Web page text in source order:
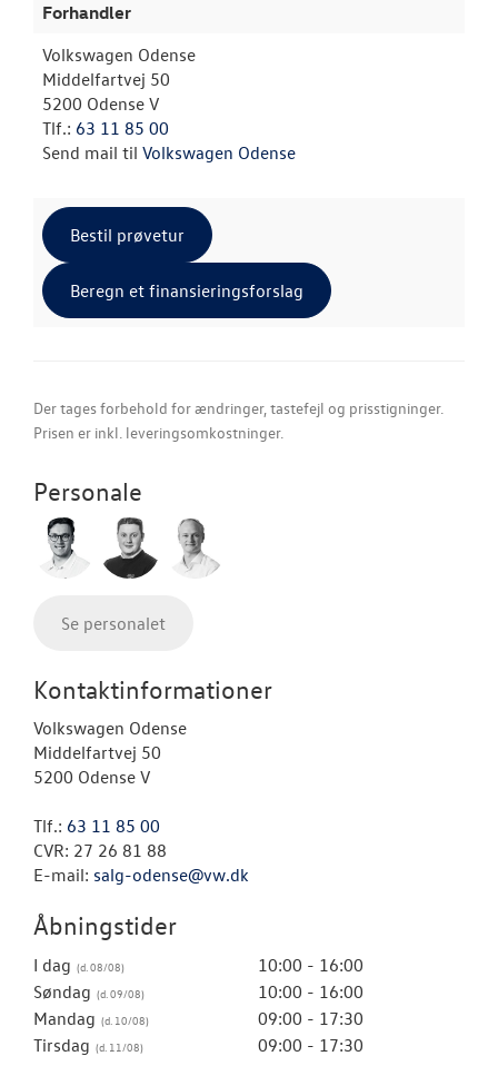
Forhandler
Volkswagen Odense
Middelfartvej 50
5200 Odense V
Tlf.: 63 11 85 00
Send mail til Volkswagen Odense
Bestil prøvetur
Beregn et finansieringsforslag
Der tages forbehold for ændringer, tastefejl og prisstigninger.
Prisen er inkl. leveringsomkostninger.
Personale
Se personalet
Kontaktinformationer
Volkswagen Odense
Middelfartvej 50
5200 Odense V
Tlf.: 63 11 85 00
CVR: 27 26 81 88
E-mail: salg-odense@vw.dk
Åbningstider
I dag
10:00 - 16:00
Søndag
10:00 - 16:00
Mandag
09:00 - 17:30
Tirsdag
09:00 - 17:30